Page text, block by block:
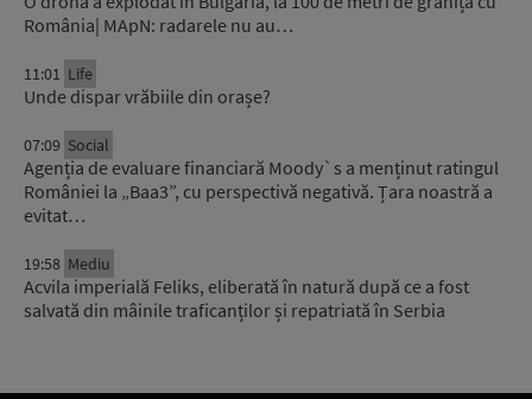
România| MApN: radarele nu au…
11:01 Life
Unde dispar vrăbiile din orașe?
07:09 Social
Agenția de evaluare financiară Moody`s a menținut ratingul
României la „Baa3”, cu perspectivă negativă. Țara noastră a
evitat…
19:58 Mediu
Acvila imperială Feliks, eliberată în natură după ce a fost
salvată din mâinile traficanților și repatriată în Serbia